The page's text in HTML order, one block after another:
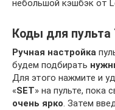
небольшой кэшбэк от
Коды для пульта
Ручная настройка
будем подбирать
Для этого нажмите и
«SET» на пульте, пока
очень ярко. Затем